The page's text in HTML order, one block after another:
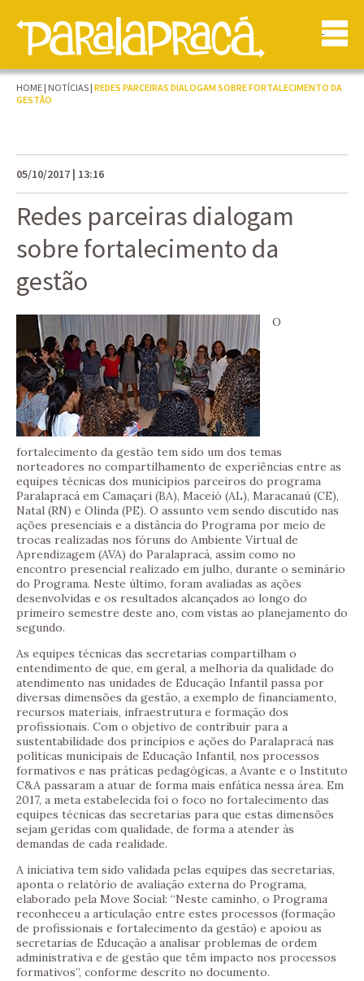
HOME | NOTÍCIAS | REDES PARCEIRAS DIALOGAM SOBRE FORTALECIMENTO DA
GESTÃO
05/10/2017 | 13:16
Redes parceiras dialogam
sobre fortalecimento da
gestão
O
fortalecimento da gestão tem sido um dos temas
norteadores no compartilhamento de experiências entre as
equipes técnicas dos municípios parceiros do programa
Paralapracá em Camaçari (BA), Maceió (AL), Maracanaú (CE),
Natal (RN) e Olinda (PE). O assunto vem sendo discutido nas
ações presenciais e a distância do Programa por meio de
trocas realizadas nos fóruns do Ambiente Virtual de
Aprendizagem (AVA) do Paralapracá, assim como no
encontro presencial realizado em julho, durante o seminário
do Programa. Neste último, foram avaliadas as ações
desenvolvidas e os resultados alcançados ao longo do
primeiro semestre deste ano, com vistas ao planejamento do
segundo.
As equipes técnicas das secretarias compartilham o
entendimento de que, em geral, a melhoria da qualidade do
atendimento nas unidades de Educação Infantil passa por
diversas dimensões da gestão, a exemplo de financiamento,
recursos materiais, infraestrutura e formação dos
profissionais. Com o objetivo de contribuir para a
sustentabilidade dos princípios e ações do Paralapracá nas
políticas municipais de Educação Infantil, nos processos
formativos e nas práticas pedagógicas, a Avante e o Instituto
C&A passaram a atuar de forma mais enfática nessa área. Em
2017, a meta estabelecida foi o foco no fortalecimento das
equipes técnicas das secretarias para que estas dimensões
sejam geridas com qualidade, de forma a atender às
demandas de cada realidade.
A iniciativa tem sido validada pelas equipes das secretarias,
aponta o relatório de avaliação externa do Programa,
elaborado pela Move Social: “Neste caminho, o Programa
reconheceu a articulação entre estes processos (formação
de profissionais e fortalecimento da gestão) e apoiou as
secretarias de Educação a analisar problemas de ordem
administrativa e de gestão que têm impacto nos processos
formativos”, conforme descrito no documento.